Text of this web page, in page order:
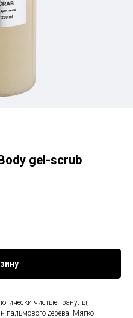
gel-scrub
чистые гранулы,
пальмового дерева. Мягко